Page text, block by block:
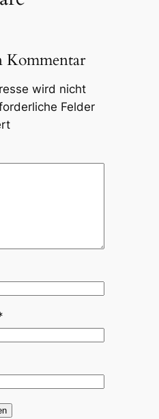
Kommentar
wird nicht
Felder